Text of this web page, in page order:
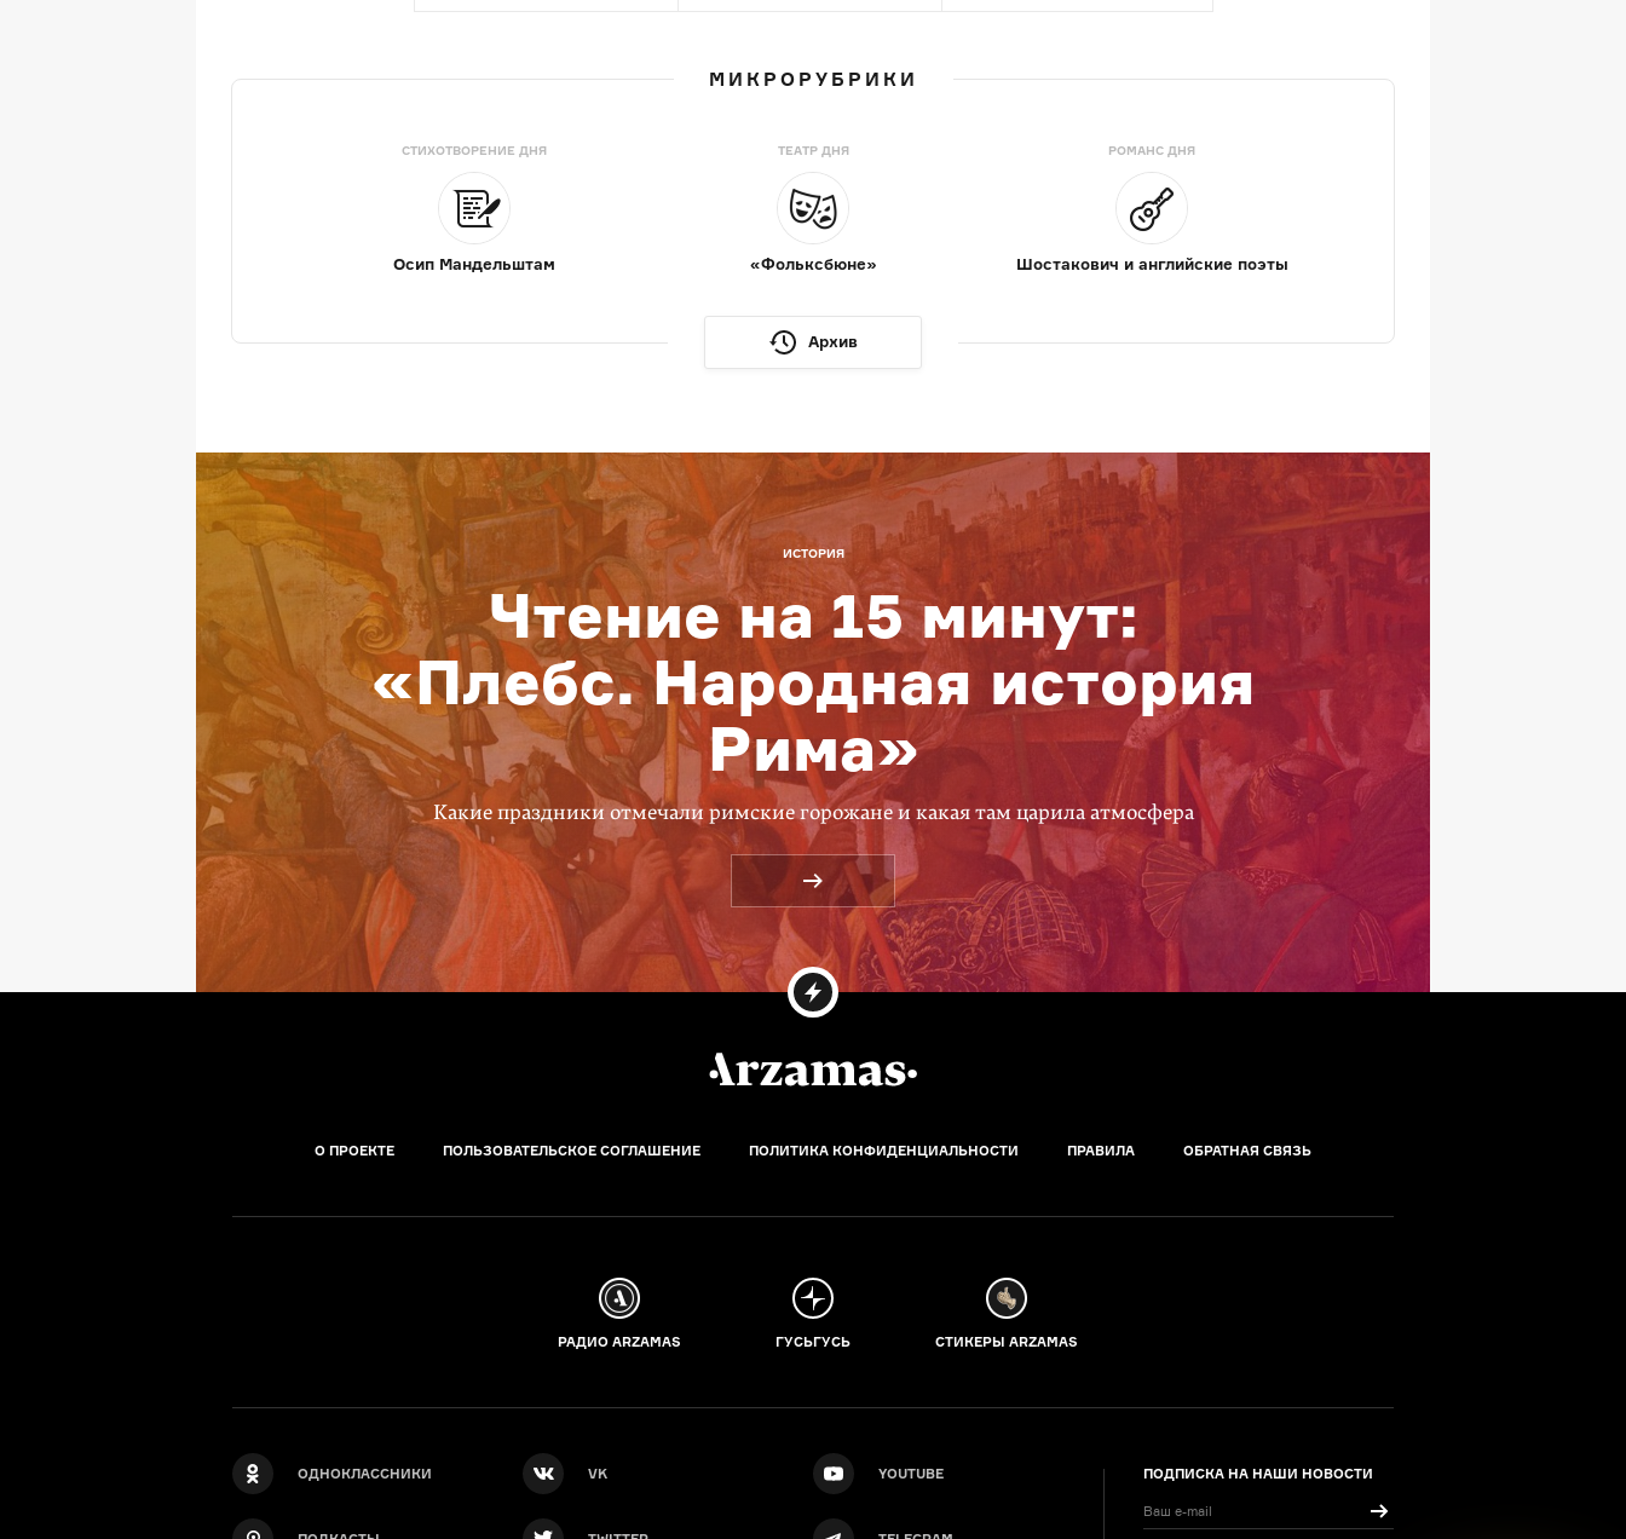
МИКРОРУБРИКИ
СТИХОТВОРЕНИЕ ДНЯ
Осип Мандельштам
ТЕАТР ДНЯ
«Фольксбюне»
РОМАНС ДНЯ
Шостакович и английские поэты
Архив
ИСТОРИЯ
Чтение на 15 минут:
«Плебс. Народная история
Рима»
Какие праздники отмечали римские горожане и какая там царила атмосфера
О ПРОЕКТЕ ПОЛЬЗОВАТЕЛЬСКОЕ СОГЛАШЕНИЕ ПОЛИТИКА КОНФИДЕНЦИАЛЬНОСТИ ПРАВИЛА ОБРАТНАЯ СВЯЗЬ
РАДИО ARZAMAS ГУСЬГУСЬ СТИКЕРЫ ARZAMAS
ОДНОКЛАССНИКИ VK YOUTUBE ПОДПИСКА НА НАШИ НОВОСТИ